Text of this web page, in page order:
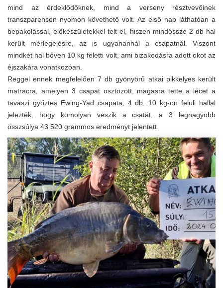
mind az érdeklődőknek, mind a verseny résztvevőinek
transzparensen nyomon követhető volt. Az első nap láthatóan a
bepakolással, előkészületekkel telt el, hiszen mindössze 2 db hal
került mérlegelésre, az is ugyanannál a csapatnál. Viszont
mindkét hal bőven 10 kg feletti volt, ami bizakodásra adott okot az
éjszakára vonatkozóan.
Reggel ennek megfelelően 7 db gyönyörű atkai pikkelyes került
matracra, amelyen 3 csapat osztozott, magasra tette a lécet a
tavaszi győztes Ewing-Yad csapata, 4 db, 10 kg-on felüli hallal
jelezték, hogy komolyan veszik a csatát, a 3 legnagyobb
összsúlya 43 520 grammos eredményt jelentett.